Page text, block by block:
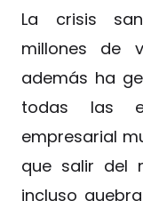
La crisis
millones de
además ha
todas las
empresarial
que salir del
incluso